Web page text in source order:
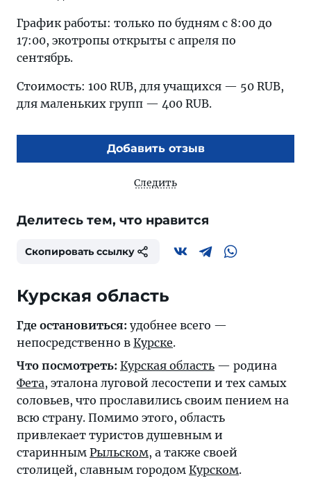
График работы: только по будням с 8:00 до
17:00, экотропы открыты с апреля по
сентябрь.
Стоимость: 100 RUB, для учащихся — 50 RUB,
для маленьких групп — 400 RUB.
Добавить отзыв
Следить
Делитесь тем, что нравится
Скопировать ссылку
Курская область
Где остановиться: удобнее всего —
непосредственно в Курске.
Что посмотреть: Курская область — родина
Фета, эталона луговой лесостепи и тех самых
соловьев, что прославились своим пением на
всю страну. Помимо этого, область
привлекает туристов душевным и
старинным Рыльском, а также своей
столицей, славным городом Курском.